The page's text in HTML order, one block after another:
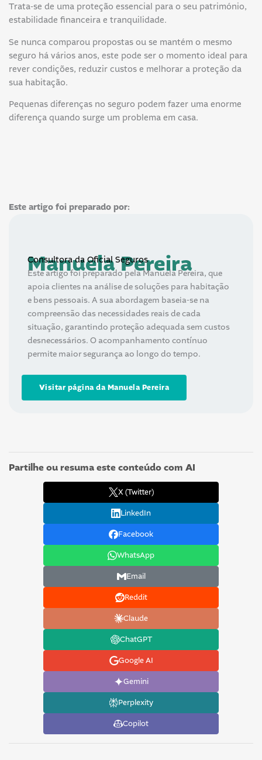
Trata-se de uma proteção essencial para o seu património,
estabilidade financeira e tranquilidade.
Se nunca comparou propostas ou se mantém o mesmo
seguro há vários anos, este pode ser o momento ideal para
rever condições, reduzir custos e melhorar a proteção da
sua habitação.
Pequenas diferenças no seguro podem fazer uma enorme
diferença quando surge um problema em casa.
Este artigo foi preparado por:
Manuela Pereira
Consultora da Oficial Seguros
Este artigo foi preparado pela Manuela Pereira, que
apoia clientes na análise de soluções para habitação
e bens pessoais. A sua abordagem baseia-se na
compreensão das necessidades reais de cada
situação, garantindo proteção adequada sem custos
desnecessários. O acompanhamento contínuo
permite maior segurança ao longo do tempo.
Visitar página da Manuela Pereira
Partilhe ou resuma este conteúdo com AI
X (Twitter)
LinkedIn
Facebook
WhatsApp
Email
Reddit
Claude
ChatGPT
Google AI
Gemini
Perplexity
Copilot